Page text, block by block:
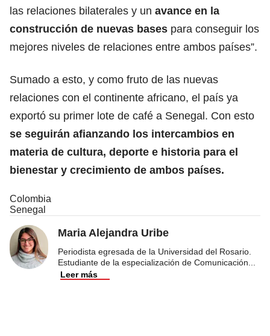
las relaciones bilaterales y un avance en la
construcción de nuevas bases para conseguir los
mejores niveles de relaciones entre ambos países”.
Sumado a esto, y como fruto de las nuevas
relaciones con el continente africano, el país ya
exportó su primer lote de café a Senegal. Con esto
se seguirán afianzando los intercambios en
materia de cultura, deporte e historia para el
bienestar y crecimiento de ambos países.
Colombia
Senegal
Maria Alejandra Uribe
Periodista egresada de la Universidad del Rosario.
Estudiante de la especialización de Comunicación
Leer más